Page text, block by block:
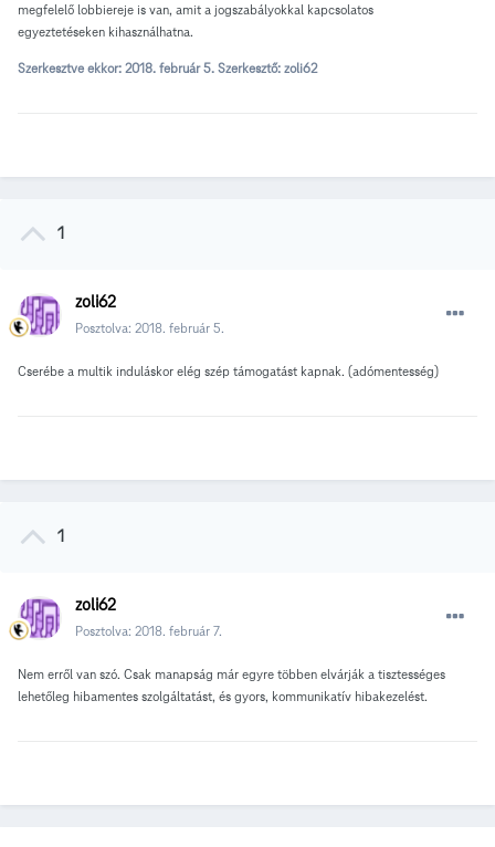
megfelelő lobbiereje is van, amit a jogszabályokkal kapcsolatos
egyeztetéseken kihasználhatna.
Szerkesztve ekkor: 2018. február 5. Szerkesztő: zoli62
1
zoli62
Posztolva: 2018. február 5.
Cserébe a multik induláskor elég szép támogatást kapnak. (adómentesség)
1
zoli62
Posztolva: 2018. február 7.
Nem erről van szó. Csak manapság már egyre többen elvárják a tisztességes
lehetőleg hibamentes szolgáltatást, és gyors, kommunikatív hibakezelést.